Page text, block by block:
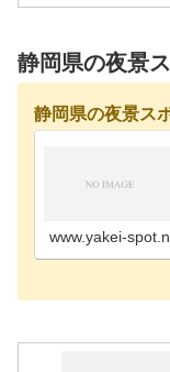
静岡県の夜景
静岡県の夜景ス
www.yakei-